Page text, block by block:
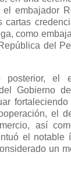
embajador
cartas
como
del
posterior, el
Gobierno
el
así
el notable
un